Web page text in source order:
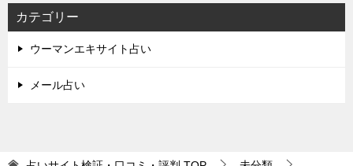
カテゴリー
ウーマンエキサイト占い
メール占い